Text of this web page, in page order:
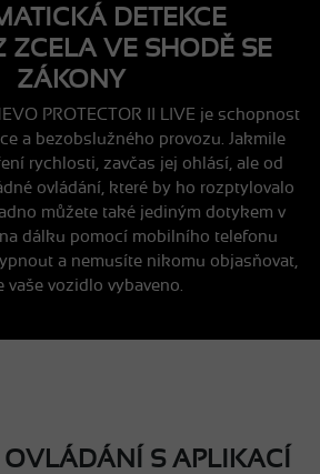
DETEKCE
ZCELA VE SHODĚ SE
ZÁKONY
PROTECTOR II LIVE je schopnost
a bezobslužného provozu. Jakmile
rychlosti, zavčas jej ohlásí, ale od
ovládání, které by ho rozptylovalo
můžete také jediným dotykem v
dálku pomocí mobilního telefonu
a nemusíte nikomu objasňovat,
vaše vozidlo vybaveno.
S APLIKACÍ